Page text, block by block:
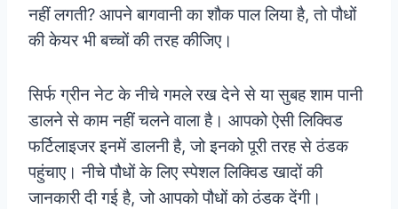
नहीं लगती? आपने बागवानी का शौक पाल लिया है, तो पौधों
की केयर भी बच्चों की तरह कीजिए।
सिर्फ ग्रीन नेट के नीचे गमले रख देने से या सुबह शाम पानी
डालने से काम नहीं चलने वाला है। आपको ऐसी लिक्विड
फर्टिलाइजर इनमें डालनी है, जो इनको पूरी तरह से ठंडक
पहुंचाए। नीचे पौधों के लिए स्पेशल लिक्विड खादों की
जानकारी दी गई है, जो आपको पौधों को ठंडक देंगी।